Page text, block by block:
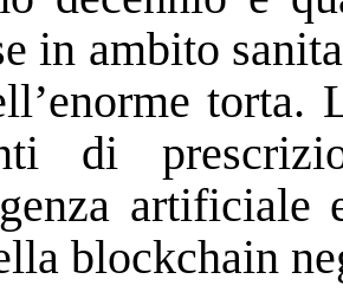
in ambito
torta.
di
artificiale
blockchain